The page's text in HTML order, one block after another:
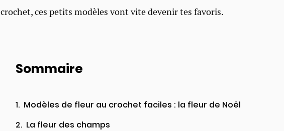
crochet, ces petits modèles vont vite devenir tes favoris.
Sommaire
Modèles de fleur au crochet faciles : la fleur de Noël
La fleur des champs